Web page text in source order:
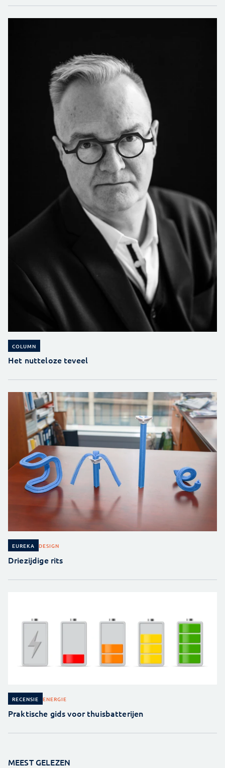
COLUMN
Het nutteloze teveel
EUREKA DESIGN
Driezijdige rits
RECENSIE ENERGIE
Praktische gids voor thuisbatterijen
MEEST GELEZEN